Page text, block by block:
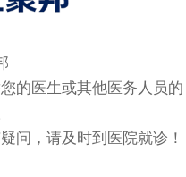
的医生或其他医务人员的
问，请及时到医院就诊！